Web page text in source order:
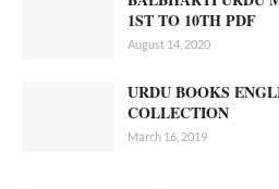
1ST TO 10TH PDF
August 14, 2020
URDU BOOKS
COLLECTION
March 16, 2019